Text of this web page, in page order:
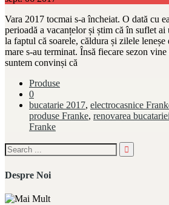
Vara 2017 tocmai s-a încheiat. O dată cu
perioadă a vacanțelor și știm că în suflet ai
la faptul că soarele, căldura și zilele leneșe
mare s-au terminat. Însă fiecare sezon
suntem convinși că
Produse
0
bucatarie 2017, electrocasnice
produse Franke, renovarea bucatariei
Franke
Despre Noi